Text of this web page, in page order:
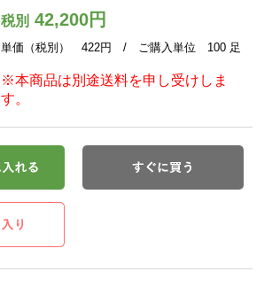
税別42,200円
単価（税別） 422円 / ご購入単位 100 足
※本商品は別途送料を申し受けしま
す。